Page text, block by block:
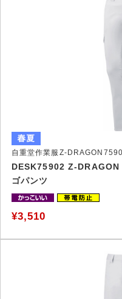
DESK75902 Z-
ゴパンツ
¥3,510